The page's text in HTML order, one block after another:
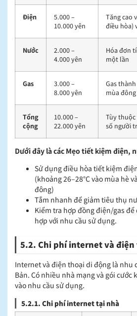
Điện
5.000 –
10.000 yên
Tăng cao
điều hòa)
Nước
2.000 –
4.000 yên
Hóa đơn
một lần
Gas
3.000 –
8.000 yên
Gas
mùa
Tổng
cộng
10.000 –
22.000 yên
Tùy
số người
Dưới đây là các Mẹo tiết kiệm điện,
Sử dụng điều hòa tiết kiệm
(khoảng 26–28°C vào mùa hè
đông)
Tắm nhanh để giảm tiêu thụ
Kiểm tra hợp đồng điện/gas để
hợp với nhu cầu sử dụng.
5.2. Chi phí internet và
Internet và điện thoại di động là nhu
Bản. Có nhiều nhà mạng và gói cước
vào nhu cầu sử dụng.
5.2.1. Chi phí internet tại nhà